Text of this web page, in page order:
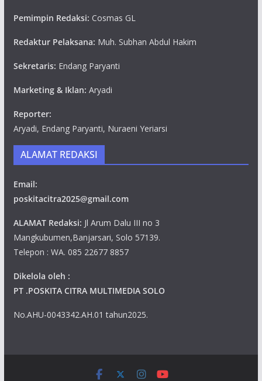
Pemimpin Redaksi: Cosmas GL
Redaktur Pelaksana: Muh. Subhan Abdul Hakim
Sekretaris: Endang Paryanti
Marketing & Iklan: Aryadi
Reporter:
Aryadi, Endang Paryanti, Nuraeni Yeriarsi
ALAMAT REDAKSI
Email:
poskitacitra2025@gmail.com
ALAMAT Redaksi: Jl Arum Dalu III no 3
Mangkubumen,Banjarsari, Solo 57139.
Telepon : WA. 085 22677 8857
Dikelola oleh :
PT .POSKITA CITRA MULTIMEDIA SOLO
No.AHU-0043342.AH.01 tahun2025.